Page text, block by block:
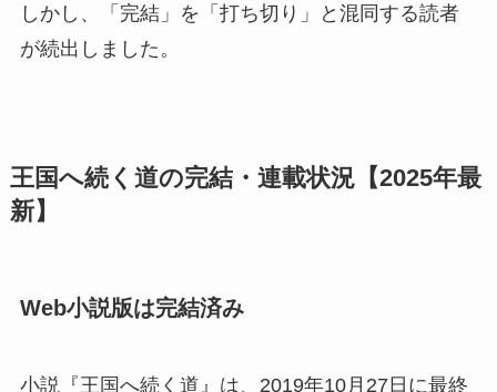
しかし、「完結」を「打ち切り」と混同する読者
が続出しました。
王国へ続く道の完結・連載状況【2025年最
新】
Web小説版は完結済み
小説『王国へ続く道』は、2019年10月27日に最終